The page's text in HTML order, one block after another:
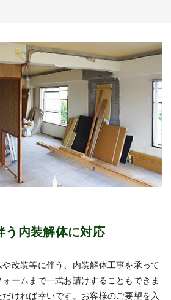
う内装解体に対応
改装等に伴う、内装解体工事を承って
ームまで一式お請けすることもできま
ければ幸いです。お客様のご要望を入